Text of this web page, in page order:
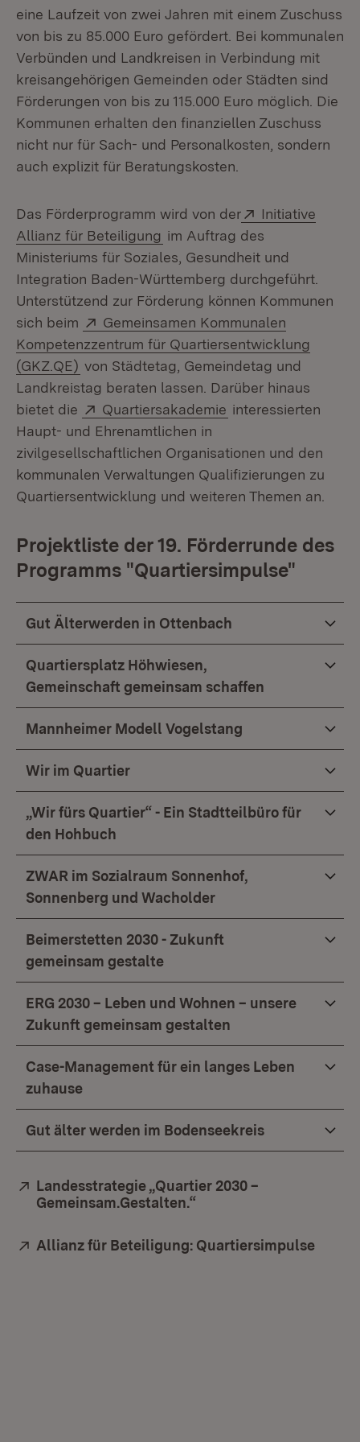
eine Laufzeit von zwei Jahren mit einem Zuschuss
von bis zu 85.000 Euro gefördert. Bei kommunalen
Verbünden und Landkreisen in Verbindung mit
kreisangehörigen Gemeinden oder Städten sind
Förderungen von bis zu 115.000 Euro möglich. Die
Kommunen erhalten den finanziellen Zuschuss
nicht nur für Sach- und Personalkosten, sondern
auch explizit für Beratungskosten.
Das Förderprogramm wird von der Extern:
Initiative
Allianz für Beteiligung (Öffnet in neuem Fenster)
im Auftrag des
Ministeriums für Soziales, Gesundheit und
Integration Baden-Württemberg durchgeführt.
Unterstützend zur Förderung können Kommunen
sich beim
Extern:
Gemeinsamen Kommunalen
Kompetenzzentrum für Quartiersentwicklung
(GKZ.QE) (Öffnet in neuem Fenster)
von Städtetag, Gemeindetag und
Landkreistag beraten lassen. Darüber hinaus
bietet die
Extern:
Quartiersakademie (Öffnet in neuem
interessierten
Haupt- und Ehrenamtlichen in
zivilgesellschaftlichen Organisationen und den
kommunalen Verwaltungen Qualifizierungen zu
Quartiersentwicklung und weiteren Themen an.
Projektliste der 19. Förderrunde des
Programms "Quartiersimpulse"
Gut Älterwerden in Ottenbach
Quartiersplatz Höhwiesen,
Gemeinschaft gemeinsam schaffen
Mannheimer Modell Vogelstang
Wir im Quartier
„Wir fürs Quartier“ - Ein Stadtteilbüro für
den Hohbuch
ZWAR im Sozialraum Sonnenhof,
Sonnenberg und Wacholder
Beimerstetten 2030 - Zukunft
gemeinsam gestalte
ERG 2030 – Leben und Wohnen – unsere
Zukunft gemeinsam gestalten
Case-Management für ein langes Leben
zuhause
Gut älter werden im Bodenseekreis
Extern:
Landesstrategie „Quartier 2030 –
Gemeinsam.Gestalten.“
Extern:
Allianz für Beteiligung: Quartiersimpulse